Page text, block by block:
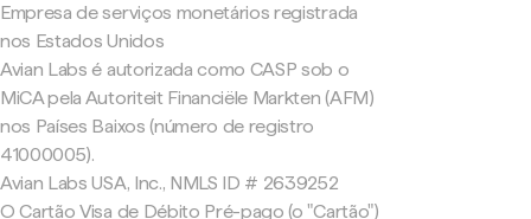
Empresa de serviços monetários registrada
nos Estados Unidos
Avian Labs é autorizada como CASP sob o
MiCA pela Autoriteit Financiële Markten (AFM)
nos Países Baixos (número de registro
41000005).
Avian Labs USA, Inc., NMLS ID # 2639252
O Cartão Visa de Débito Pré-pago (o "Cartão")